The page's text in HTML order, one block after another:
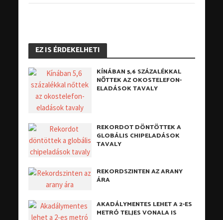
EZ IS ÉRDEKELHETI
KÍNÁBAN 5,6 SZÁZALÉKKAL
NŐTTEK AZ OKOSTELEFON-
ELADÁSOK TAVALY
REKORDOT DÖNTÖTTEK A
GLOBÁLIS CHIPELADÁSOK
TAVALY
REKORDSZINTEN AZ ARANY
ÁRA
AKADÁLYMENTES LEHET A 2-ES
METRÓ TELJES VONALA IS